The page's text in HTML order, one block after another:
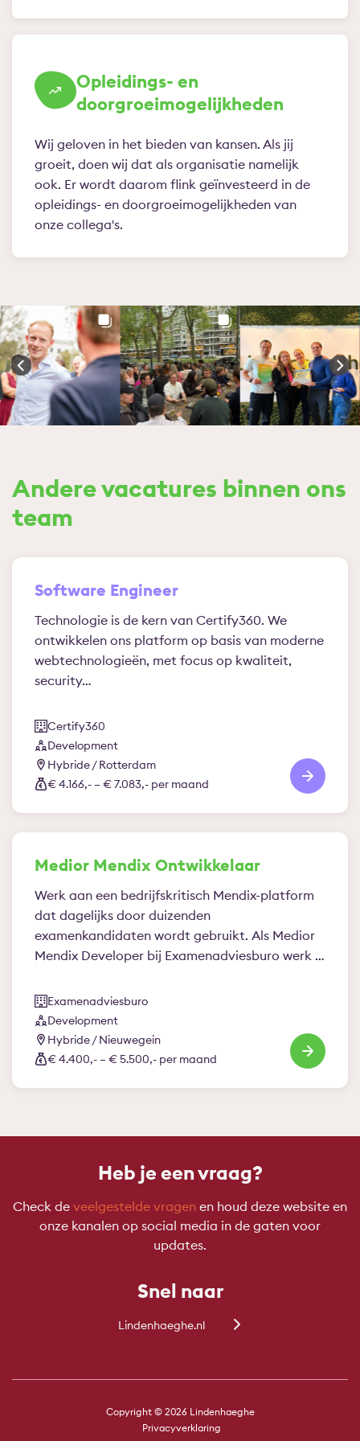
Opleidings- en
doorgroeimogelijkheden
Wij geloven in het bieden van kansen. Als jij
groeit, doen wij dat als organisatie namelijk
ook. Er wordt daarom flink geïnvesteerd in de
opleidings- en doorgroeimogelijkheden van
onze collega's.
Andere vacatures binnen ons
team
Software Engineer
Technologie is de kern van Certify360. We
ontwikkelen ons platform op basis van moderne
webtechnologieën, met focus op kwaliteit,
security…
Certify360
Development
Hybride / Rotterdam
€ 4.166,- – € 7.083,- per maand
Medior Mendix Ontwikkelaar
Werk aan een bedrijfskritisch Mendix-platform
dat dagelijks door duizenden
examenkandidaten wordt gebruikt. Als Medior
Mendix Developer bij Examenadviesburo werk je
Examenadviesburo
Development
Hybride / Nieuwegein
€ 4.400,- – € 5.500,- per maand
Heb je een vraag?
Check de veelgestelde vragen en houd deze website en
onze kanalen op social media in de gaten voor
updates.
Snel naar
Lindenhaeghe.nl
Copyright © 2026 Lindenhaeghe
Privacyverklaring